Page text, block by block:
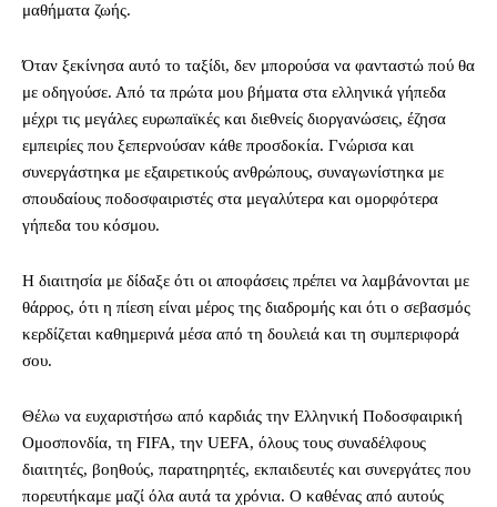
μαθήματα ζωής.
Όταν ξεκίνησα αυτό το ταξίδι, δεν μπορούσα να φανταστώ πού θα
με οδηγούσε. Από τα πρώτα μου βήματα στα ελληνικά γήπεδα
μέχρι τις μεγάλες ευρωπαϊκές και διεθνείς διοργανώσεις, έζησα
εμπειρίες που ξεπερνούσαν κάθε προσδοκία. Γνώρισα και
συνεργάστηκα με εξαιρετικούς ανθρώπους, συναγωνίστηκα με
σπουδαίους ποδοσφαιριστές στα μεγαλύτερα και ομορφότερα
γήπεδα του κόσμου.
Η διαιτησία με δίδαξε ότι οι αποφάσεις πρέπει να λαμβάνονται με
θάρρος, ότι η πίεση είναι μέρος της διαδρομής και ότι ο σεβασμός
κερδίζεται καθημερινά μέσα από τη δουλειά και τη συμπεριφορά
σου.
Θέλω να ευχαριστήσω από καρδιάς την Ελληνική Ποδοσφαιρική
Ομοσπονδία, τη FIFA, την UEFA, όλους τους συναδέλφους
διαιτητές, βοηθούς, παρατηρητές, εκπαιδευτές και συνεργάτες που
πορευτήκαμε μαζί όλα αυτά τα χρόνια. Ο καθένας από αυτούς